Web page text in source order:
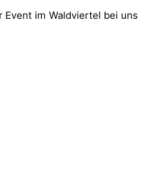
Event im Waldviertel bei uns